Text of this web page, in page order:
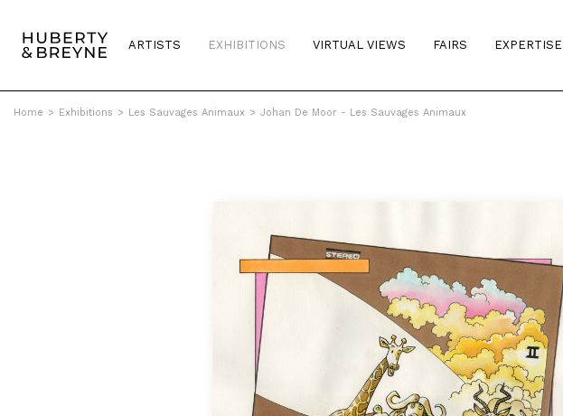
ARTISTS EXHIBITIONS VIRTUAL VIEWS FAIRS EXPERTISE
Home > Exhibitions > Les Sauvages Animaux > Johan De Moor - Les Sauvages Animaux